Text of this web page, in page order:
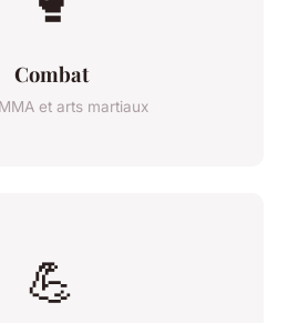
Combat
et arts martiaux
💪